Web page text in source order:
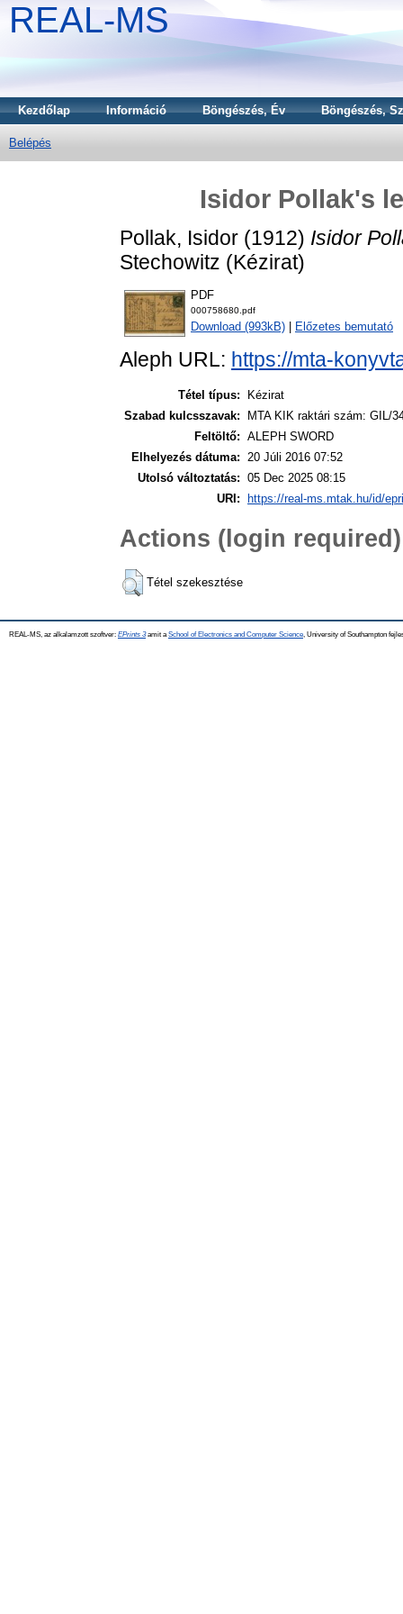
REAL-MS
Kezdőlap Információ Böngészés, Év Böngészés,
Belépés
Isidor Pollak's
Pollak, Isidor (1912) Isidor
Stechowitz (Kézirat)
PDF
000758680.pdf
Download (993kB) Előzetes bemutató
Aleph URL: https://mta-
Tétel típus:
Kézirat
Szabad kulcsszavak:
MTA KIK raktári szám: GIL/
Feltöltő: ALEPH SWORD
Elhelyezés dátuma: 20 Júli 2016 07:52
Utolsó változtatás: 05 Dec 2025 08:15
URI:
https://real-ms.mtak.hu/id/
Actions (login required)
Tétel szekesztése
REAL-MS, az alkalamzott szoftver: EPrints 3amit a School of Electronics and Computer Science , University of Southampton